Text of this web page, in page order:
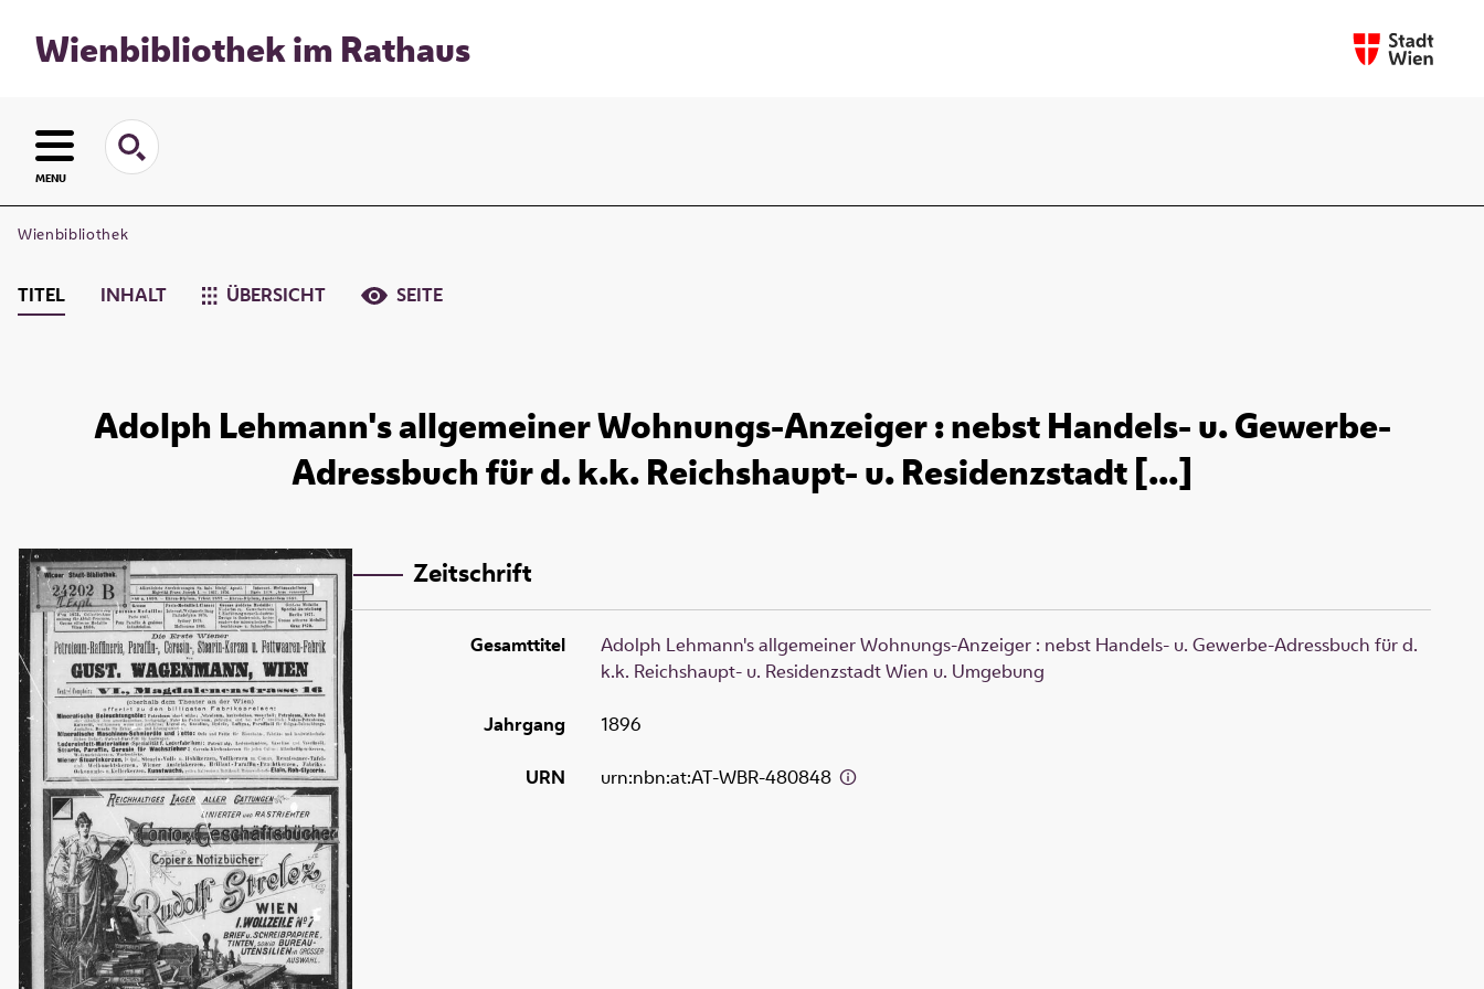
Wienbibliothek im Rathaus
MENU
Wienbibliothek
TITEL INHALT ÜBERSICHT SEITE
Adolph Lehmann's allgemeiner Wohnungs-Anzeiger : nebst Handels- u. Gewerbe-
Adressbuch für d. k.k. Reichshaupt- u. Residenzstadt [...]
Zeitschrift
Gesamttitel
Adolph Lehmann's allgemeiner Wohnungs-Anzeiger : nebst Handels- u. Gewerbe-Adressbuch für d.
k.k. Reichshaupt- u. Residenzstadt Wien u. Umgebung
Jahrgang 1896
URN urn:nbn:at:AT-WBR-480848